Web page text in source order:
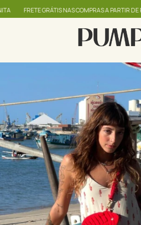
FRETE GRÁTIS NAS COMPRAS A PARTIR DE R$399